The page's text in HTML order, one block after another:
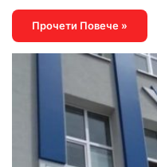
Прочети Повече »